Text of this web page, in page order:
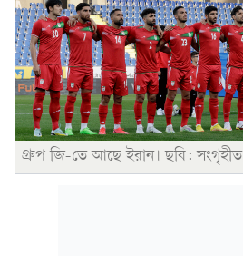
গ্রুপ জি-তে আছে ইরান। ছবি: সংগৃহীত